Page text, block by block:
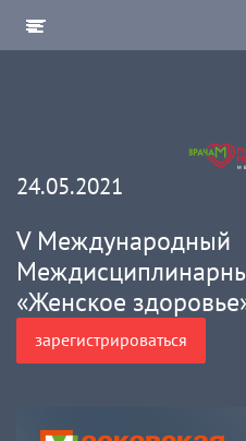
24.05.2021
V Международный
«Женское
зарегистрироваться